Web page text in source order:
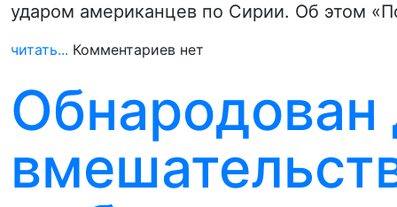
ударом американцев по Сирии. Об этом
читать... Комментариев нет
Обнародован